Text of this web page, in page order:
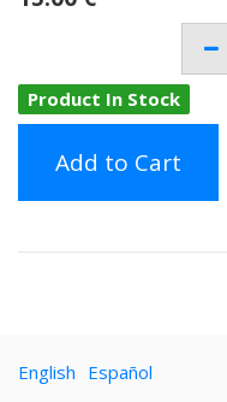
Product In Stock
Add to Cart
English Español